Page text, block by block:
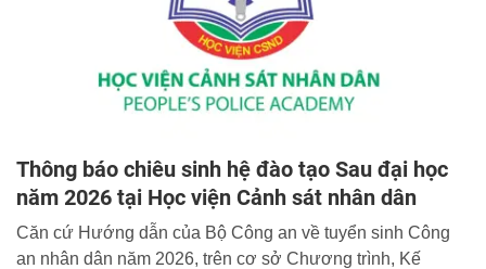
Thông báo chiêu sinh hệ đào tạo Sau đại học
năm 2026 tại Học viện Cảnh sát nhân dân
Căn cứ Hướng dẫn của Bộ Công an về tuyển sinh Công
an nhân dân năm 2026, trên cơ sở Chương trình, Kế